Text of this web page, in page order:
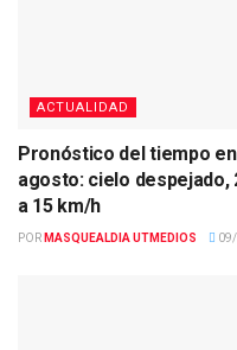
ACTUALIDAD
Pronóstico del tiempo
agosto: cielo despejado,
a 15 km/h
POR MASQUEALDIA UTMEDIOS